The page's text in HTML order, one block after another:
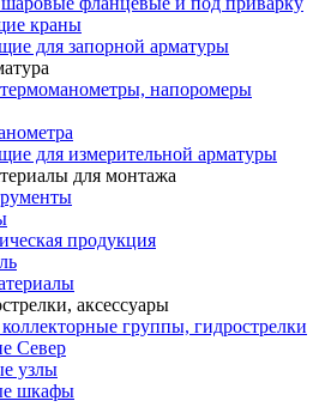
краны
для запорной арматуры
напоромеры
для измерительной арматуры
для монтажа
продукция
аксессуары
группы, гидрострелки
Север
узлы
шкафы